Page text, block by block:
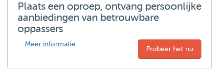
Plaats een oproep, ontvang persoonlijke
aanbiedingen van betrouwbare
oppassers
Meer informatie
Probeer het nu